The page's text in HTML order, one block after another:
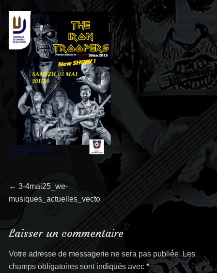
Navigation
l’article
← Article
précédent :
3-4mai25_we-
musiques_actuelles_vecto
Laisser un commentaire
Votre adresse de messagerie ne sera pas publiée.Les
champs obligatoires sont indiqués avec *